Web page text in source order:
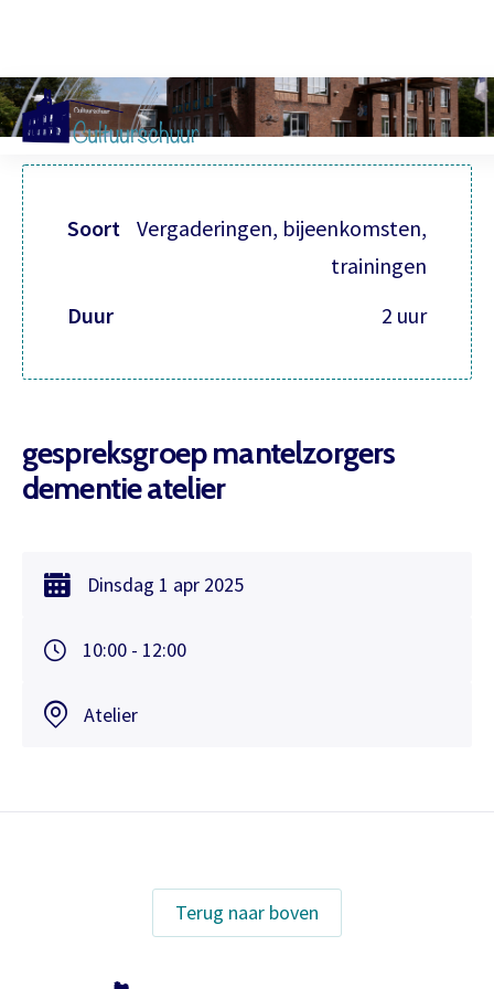
gespreksgroep mantelzorgers
dementie atelier
Dinsdag 1 apr 2025
10:00 - 12:00
Atelier
Soort Vergaderingen, bijeenkomsten,
trainingen
Duur
2 uur
Terug naar boven